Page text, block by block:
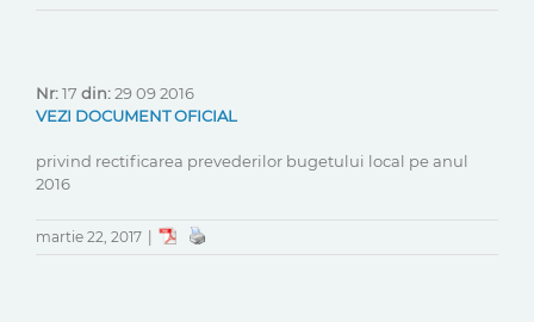
Nr:17 din:29 09 2016
VEZI DOCUMENT OFICIAL
privind rectificarea prevederilor bugetului local pe anul
2016
martie 22, 2017